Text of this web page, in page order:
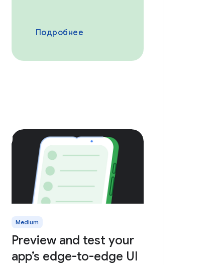
Подробнее
Medium
Preview and test your
app’s edge-to-edge UI